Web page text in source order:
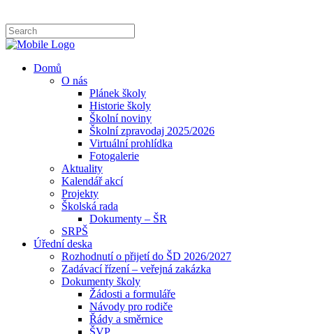
Domů
O nás
Plánek školy
Historie školy
Školní noviny
Školní zpravodaj 2025/2026
Virtuální prohlídka
Fotogalerie
Aktuality
Kalendář akcí
Projekty
Školská rada
Dokumenty – ŠR
SRPŠ
Úřední deska
Rozhodnutí o přijetí do ŠD 2026/2027
Zadávací řízení – veřejná zakázka
Dokumenty školy
Žádosti a formuláře
Návody pro rodiče
Řády a směrnice
ŠVP